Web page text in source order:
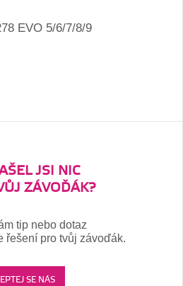
EVO 5/6/7/8/9
JSI NIC
ZÁVOĎÁK?
tip nebo dotaz
řešení pro tvůj závoďák.
SE NÁS